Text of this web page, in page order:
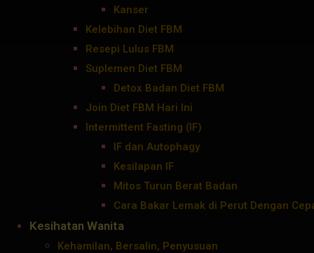
Kanser
Kelebihan Diet FBM
Resepi Lulus FBM
Suplemen Diet FBM
Detox Badan Diet FBM
Join Diet FBM Hari Ini
Intermittent Fasting (IF)
IF dan Autophagy
Kesilapan IF
Mitos Turun Berat Badan
Cara Bakar Lemak di Perut Dengan
Kesihatan Wanita
Kehamilan, Bersalin, Penyusuan